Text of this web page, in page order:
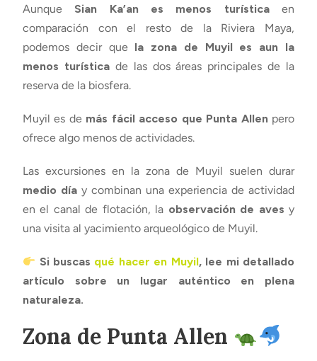
Aunque Sian Ka’an es menos turísticaen
comparación con el resto de la Riviera Maya,
podemos decir que la zona de Muyil es aun la
menos turística de las dos áreas principales de la
reserva de la biosfera.
Muyil es de más fácil acceso que Punta Allenpero
ofrece algo menos de actividades.
Las excursiones en la zona de Muyil suelen durar
medio día y combinan una experiencia de actividad
en el canal de flotación, la observación de aves y
una visita al yacimiento arqueológico de Muyil.
Si buscas qué hacer en Muyil, lee mi detallado
artículo sobre un lugar auténtico en plena
naturaleza.
Zona de Punta Allen